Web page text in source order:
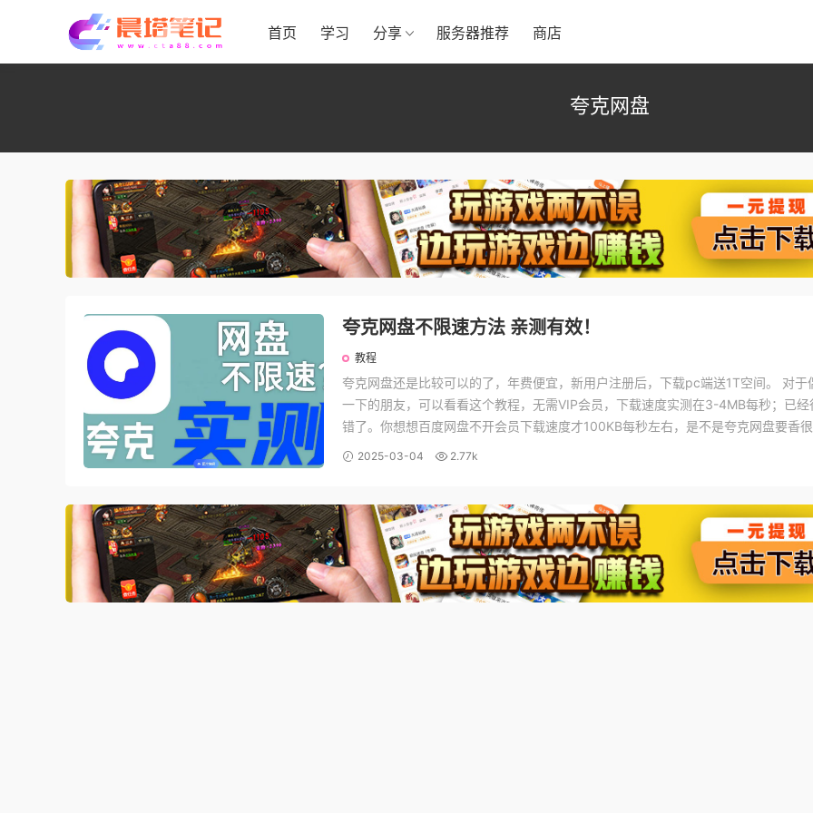
首页 学习 分享 服务器推荐 商店
夸克网盘
夸克网盘不限速方法 亲测有效！
教程
夸克网盘还是比较可以的了，年费便宜，新用户注册后，下载pc端送1T空间。 对于
一下的朋友，可以看看这个教程，无需VIP会员，下载速度实测在3-4MB每秒；已经
错了。你想想百度网盘不开会员下载速度才100KB每秒左右，是不是夸克网盘要香很
多？！下面是夸克网盘不限速教程，很简单。 夸克网盘不限速方法： 1.手机端保存
2025-03-04 2.77k